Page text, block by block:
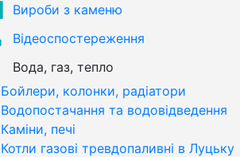
Вироби з каменю
Відеоспостереження
Вода, газ, тепло
Бойлери, колонки, радіатори
Водопостачання та водовідведення
Каміни, печі
Котли газові тревдопаливні в Луцьку